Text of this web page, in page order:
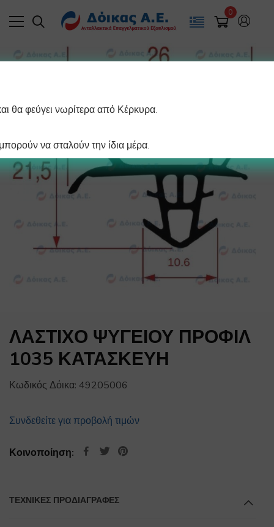
0
ΛΑΣΤΙΧΟ ΨΥΓΕΙΟΥ ΠΡΟΦΙΛ
1035 ΚΑΤΑΣΚΕΥΗ
Κωδικός Δόικα: 49205006
Συνδεθείτε για προβολή τιμών
Κοινοποίηση:
ΤΕΧΝΙΚΕΣ ΠΡΟΔΙΑΓΡΑΦΕΣ
θα φεύγει νωρίτερα από Κέρκυρα.
να σταλούν την ίδια μέρα.